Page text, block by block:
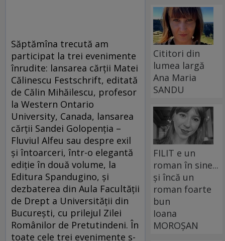
Săptămîna trecută am
participat la trei evenimente
înrudite: lansarea cărții Matei
Călinescu Festschrift, editată
de Călin Mihăilescu, profesor
la Western Ontario
University, Canada, lansarea
cărții Sandei Golopenția –
Fluviul Alfeu sau despre exil
și întoarceri, într-o elegantă
ediție în două volume, la
Editura Spandugino, și
dezbaterea din Aula Facultății
de Drept a Universității din
București, cu prilejul Zilei
Românilor de Pretutindeni. În
toate cele trei evenimente s-
Cititori din
lumea largă
Ana Maria
SANDU
FILIT e un
roman în sine...
și încă un
roman foarte
bun
Ioana
MOROȘAN